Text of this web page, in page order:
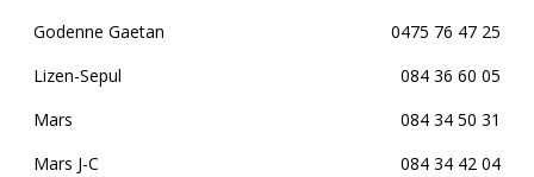
Godenne Gaetan
0475 76 47 25
Lizen-Sepul
084 36 60 05
Mars
084 34 50 31
Mars J-C
084 34 42 04